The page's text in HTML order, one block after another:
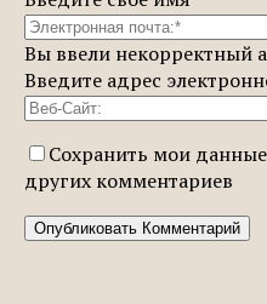
Вы ввели некорректный
Введите адрес
Сохранить мои
других комментариев